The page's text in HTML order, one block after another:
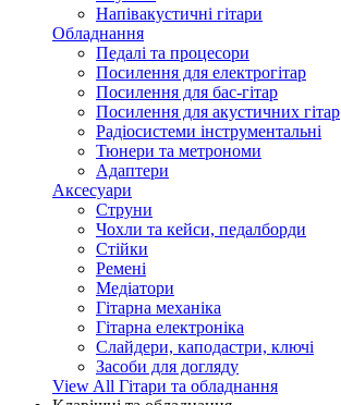
Напівакустичні гітари
Обладнання
Педалі та процесори
Посилення для електрогітар
Посилення для бас-гітар
Посилення для акустичних гітар
Радіосистеми інструментальні
Тюнери та метрономи
Адаптери
Аксесуари
Струни
Чохли та кейси, педалборди
Стійки
Ремені
Медіатори
Гітарна механіка
Гітарна електроніка
Слайдери, каподастри, ключі
Засоби для догляду
View All Гітари та обладнання